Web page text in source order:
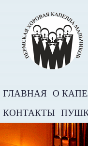
ГЛАВНАЯ О
КОНТАКТЫ